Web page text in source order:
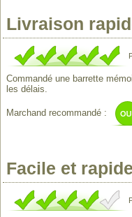
Livraison
Commandé une barrette
les délais.
Marchand recommandé :
Facile et